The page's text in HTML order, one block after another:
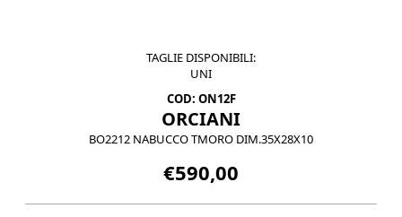
TAGLIE DISPONIBILI:
UNI
COD: ON12F
ORCIANI
BO2212 NABUCCO TMORO DIM.35X28X10
€590,00